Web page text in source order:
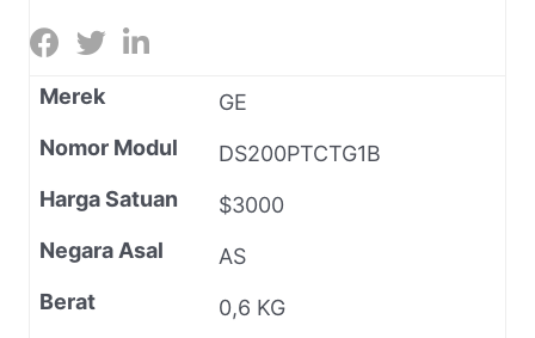
Merek
GE
Nomor Modul
DS200PTCTG1B
Harga Satuan
$3000
Negara Asal
AS
Berat
0,6 KG